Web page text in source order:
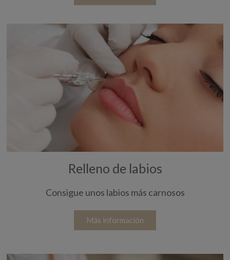
Relleno de labios
Consigue unos labios más carnosos
Más información